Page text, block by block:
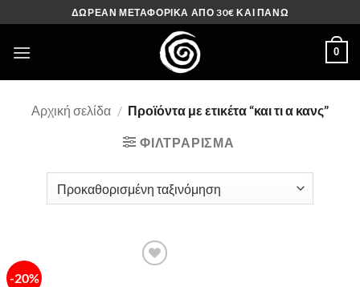
στο
περιεχόμενο
ΔΩΡΕΑΝ ΜΕΤΑΦΟΡΙΚΑ ΑΠΟ 30€ ΚΑΙ ΠΑΝΩ
0
Αρχική σελίδα / Προϊόντα με ετικέτα “και τι α κανς”
ΦΙΛΤΡΆΡΙΣΜΑ
-20%